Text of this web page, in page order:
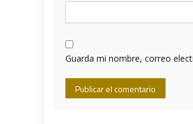
Guarda mi nombre, correo